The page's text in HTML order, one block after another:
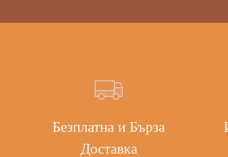
Безплатна и Бърза
Доставка